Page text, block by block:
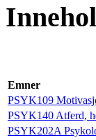
Emner
PSYK109
PSYK140 Atferd,
PSYK202A